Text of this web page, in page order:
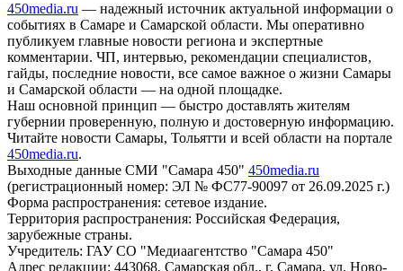
450media.ru — надежный источник актуальной информации о
событиях в Самаре и Самарской области. Мы оперативно
публикуем главные новости региона и экспертные
комментарии. ЧП, интервью, рекомендации специалистов,
гайды, последние новости, все самое важное о жизни Самары
и Самарской области — на одной площадке.
Наш основной принцип — быстро доставлять жителям
губернии проверенную, полную и достоверную информацию.
Читайте новости Самары, Тольятти и всей области на портале
450media.ru.
Выходные данные СМИ "Самара 450" 450media.ru
(регистрационный номер: ЭЛ № ФС77-90097 от 26.09.2025 г.)
Форма распространения: сетевое издание.
Территория распространения: Российская Федерация,
зарубежные страны.
Учредитель: ГАУ СО "Медиаагентство "Самара 450"
Адрес редакции: 443068, Самарская обл., г. Самара, ул. Ново-